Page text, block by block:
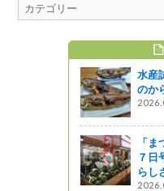
水産
のか
「
７日
らし